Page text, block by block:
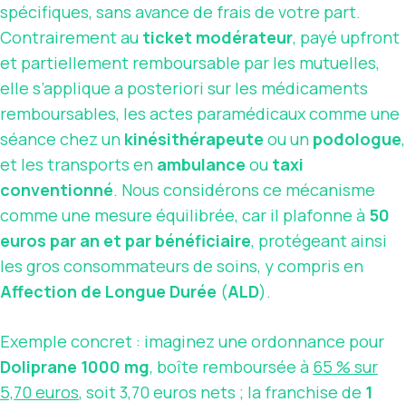
spécifiques, sans avance de frais de votre part.
Contrairement au ticket modérateur, payé upfront
et partiellement remboursable par les mutuelles,
elle s’applique a posteriori sur les médicaments
remboursables, les actes paramédicaux comme une
séance chez un kinésithérapeute ou un podologue,
et les transports en ambulance ou taxi
conventionné. Nous considérons ce mécanisme
comme une mesure équilibrée, car il plafonne à 50
euros par an et par bénéficiaire, protégeant ainsi
les gros consommateurs de soins, y compris en
Affection de Longue Durée (ALD).
Exemple concret : imaginez une ordonnance pour
Doliprane 1000 mg, boîte remboursée à 65 % sur
5,70 euros, soit 3,70 euros nets ; la franchise de 1